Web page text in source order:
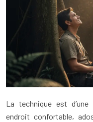
La technique est
endroit confortable,